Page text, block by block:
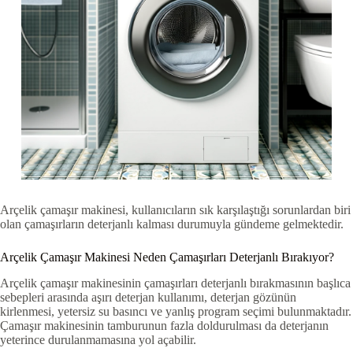
Arçelik çamaşır makinesi, kullanıcıların sık karşılaştığı sorunlardan biri
olan çamaşırların deterjanlı kalması durumuyla gündeme gelmektedir.
Arçelik Çamaşır Makinesi Neden Çamaşırları Deterjanlı Bırakıyor?
Arçelik çamaşır makinesinin çamaşırları deterjanlı bırakmasının başlıca
sebepleri arasında aşırı deterjan kullanımı, deterjan gözünün
kirlenmesi, yetersiz su basıncı ve yanlış program seçimi bulunmaktadır.
Çamaşır makinesinin tamburunun fazla doldurulması da deterjanın
yeterince durulanmamasına yol açabilir.